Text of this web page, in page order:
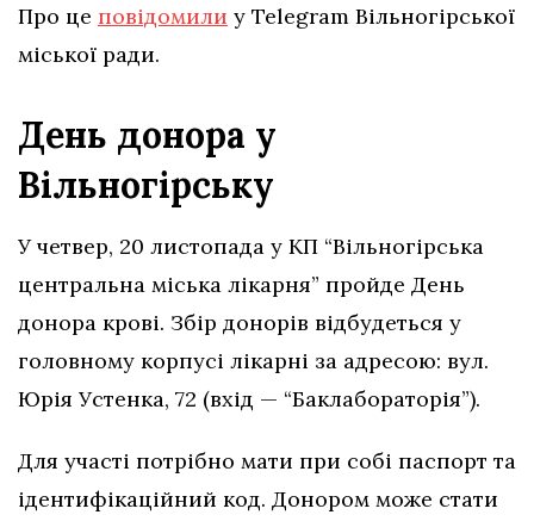
Про це повідомили у Telegram Вільногірської
міської ради.
День донора у
Вільногірську
У четвер, 20 листопада у КП “Вільногірська
центральна міська лікарня” пройде День
донора крові. Збір донорів відбудеться у
головному корпусі лікарні за адресою: вул.
Юрія Устенка, 72 (вхід — “Баклабораторія”).
Для участі потрібно мати при собі паспорт та
ідентифікаційний код. Донором може стати